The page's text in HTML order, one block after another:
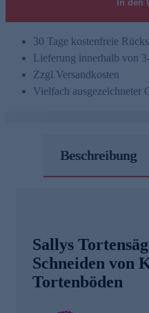
In den
30 Tage kostenfreie
Lieferung innerhalb von
Zzgl.Versandkosten
Vielfach ausgezeichneter
Beschreibung
Sallys
Schneiden von
Tortenböden